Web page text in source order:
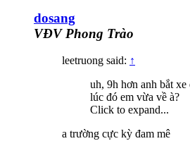
dosang
VĐV Phong Trào
leetruong said: ↑
uh, 9h hơn anh bắt xe
lúc đó em vừa về à?
Click to expand...
a trường cực kỳ đam mê